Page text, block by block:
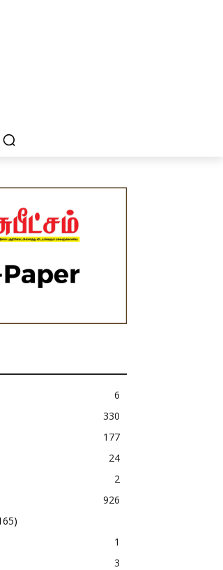
6
330
177
24
2
926
1
3